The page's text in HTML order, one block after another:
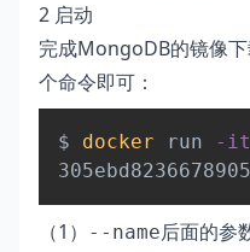
2 启动
完成MongoDB的镜像
个命令即可：
$ docker run -
（1） --name后面的参